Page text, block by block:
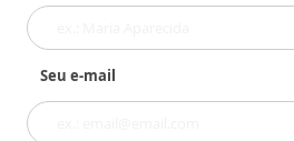
Seu e-mail